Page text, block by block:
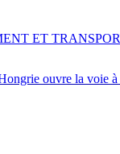
ouvre la voie
ET